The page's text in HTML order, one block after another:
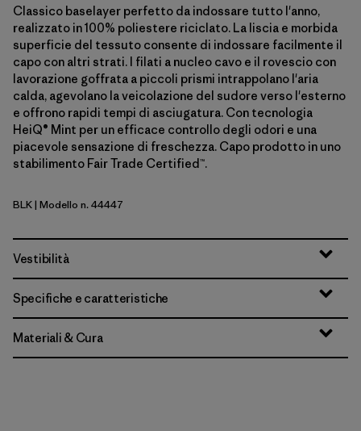
Classico baselayer perfetto da indossare tutto l'anno,
realizzato in 100% poliestere riciclato. La liscia e morbida
superficie del tessuto consente di indossare facilmente il
capo con altri strati. I filati a nucleo cavo e il rovescio con
lavorazione goffrata a piccoli prismi intrappolano l'aria
calda, agevolano la veicolazione del sudore verso l'esterno
e offrono rapidi tempi di asciugatura. Con tecnologia
HeiQ® Mint per un efficace controllo degli odori e una
piacevole sensazione di freschezza. Capo prodotto in uno
stabilimento Fair Trade Certified™.
Black
BLK| Modello n. 44447
Vestibilità
Specifiche e caratteristiche
Materiali & Cura